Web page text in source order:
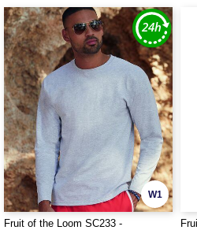
W1
Fruit of the Loom SC233 -